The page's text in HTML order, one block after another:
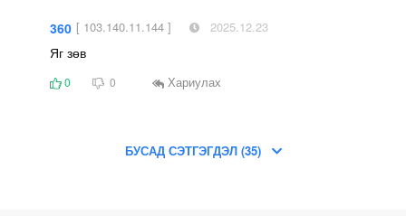
360 [ 103.140.11.144 ] 2025.12.23
Яг зөв
0 0 Хариулах
БУСАД СЭТГЭГДЭЛ (35)